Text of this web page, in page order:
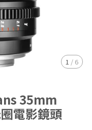
1 / 6
35mm
電影鏡頭